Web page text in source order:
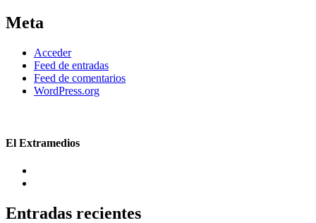
Meta
Acceder
Feed de entradas
Feed de comentarios
WordPress.org
El Extramedios
Entradas recientes